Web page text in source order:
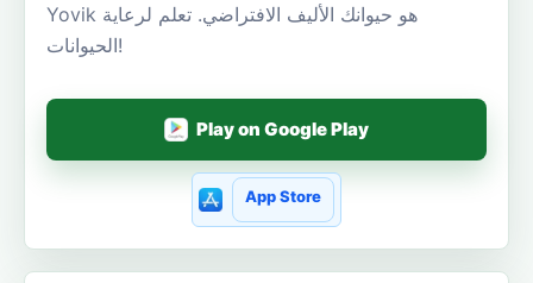
Yovik هو حيوانك الأليف الافتراضي. تعلم لرعاية
الحيوانات!
Play on Google Play
App Store